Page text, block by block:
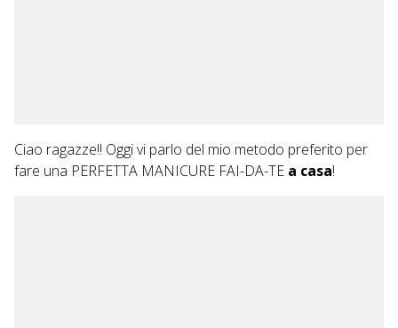
Ciao ragazze!! Oggi vi parlo del mio metodo preferito per
fare una PERFETTA MANICURE FAI-DA-TE a casa!